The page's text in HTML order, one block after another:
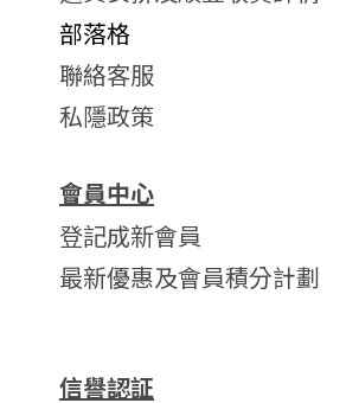
部落格
聯絡客服
私隱政策
會員中心
登記成新會員
最新優惠及會員積分計劃
信譽認証